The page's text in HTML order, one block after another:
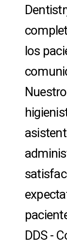
los
DDS -